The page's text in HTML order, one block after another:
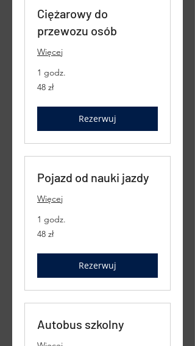
Ciężarowy do
przewozu osób
Więcej
1 godz.
48
złotych
48 zł
Rezerwuj
Pojazd od nauki jazdy
Więcej
1 godz.
48
złotych
48 zł
Rezerwuj
Autobus szkolny